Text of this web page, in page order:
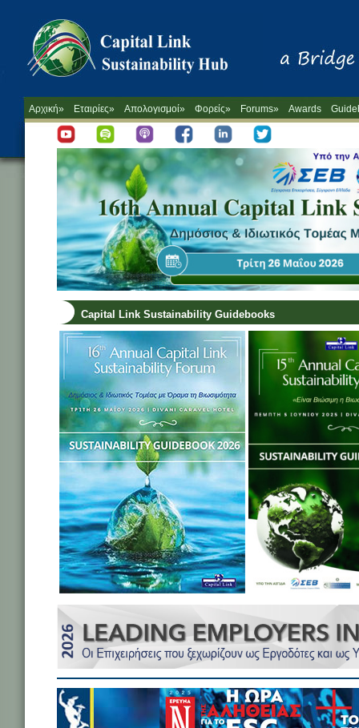
Αρχική» Εταιρίες» Απολογισμοί» Φορείς» Forums» Awards
Capital Link Sustainability Guidebooks